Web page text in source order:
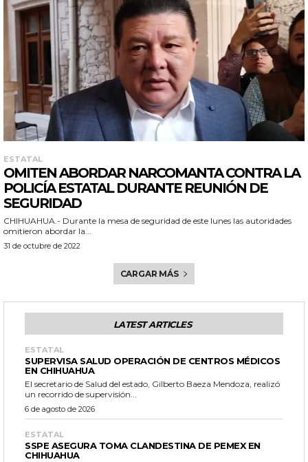
ESTATAL
OMITEN ABORDAR NARCOMANTA CONTRA LA
POLICÍA ESTATAL DURANTE REUNIÓN DE
SEGURIDAD
CHIHUAHUA.- Durante la mesa de seguridad de este lunes las autoridades
omitieron abordar la...
31 de octubre de 2022
CARGAR MÁS
LATEST ARTICLES
ESTATAL
SUPERVISA SALUD OPERACIÓN DE CENTROS MÉDICOS
EN CHIHUAHUA
El secretario de Salud del estado, Gilberto Baeza Mendoza, realizó
un recorrido de supervisión...
6 de agosto de 2026
ESTATAL
SSPE ASEGURA TOMA CLANDESTINA DE PEMEX EN
CHIHUAHUA